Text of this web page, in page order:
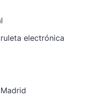
electrónica